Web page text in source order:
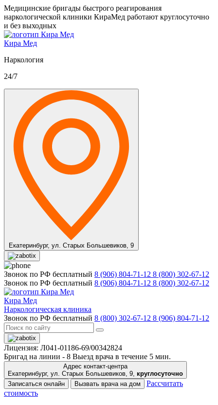
Медицинские бригады быстрого реагирования
наркологической клиники КираМед работают круглосуточно
и без выходных
Кира Мед
Наркология
24/7
Екатеринбург, ул. Старых Большевиков, 9
Звонок по РФ бесплатный 8 (906) 804-71-12 8 (800) 302-67-12
Звонок по РФ бесплатный 8 (906) 804-71-12 8 (800) 302-67-12
Кира Мед
Наркологическая клиника
Звонок по РФ бесплатный 8 (800) 302-67-12 8 (906) 804-71-12
Лицензия: Л041-01186-69/00342824
Бригад на линии - 8 Выезд врача в течение 5 мин.
Адрес контакт-центра
Екатеринбург, ул. Старых Большевиков, 9, круглосуточно
Записаться онлайн
Вызвать врача на дом
Рассчитать
стоимость